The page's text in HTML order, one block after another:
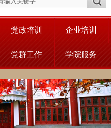
党政培训 企业培训
党群工作 学院服务